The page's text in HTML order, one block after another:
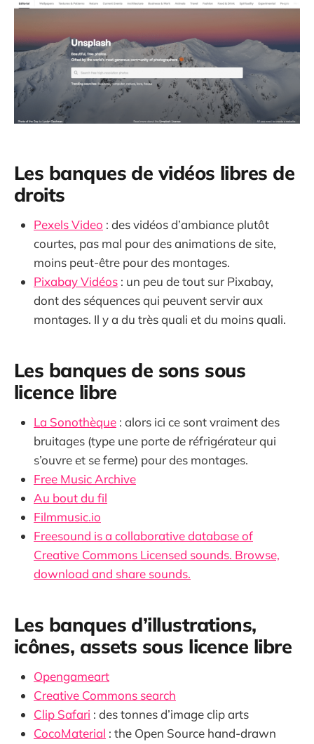
Les banques de vidéos libres de
droits
Pexels Video : des vidéos d’ambiance plutôt
courtes, pas mal pour des animations de site,
moins peut-être pour des montages.
Pixabay Vidéos : un peu de tout sur Pixabay,
dont des séquences qui peuvent servir aux
montages. Il y a du très quali et du moins quali.
Les banques de sons sous
licence libre
La Sonothèque : alors ici ce sont vraiment des
bruitages (type une porte de réfrigérateur qui
s’ouvre et se ferme) pour des montages.
Free Music Archive
Au bout du fil
Filmmusic.io
Freesound is a collaborative database of
Creative Commons Licensed sounds. Browse,
download and share sounds.
Les banques d’illustrations,
icônes, assets sous licence libre
Opengameart
Creative Commons search
Clip Safari : des tonnes d’image clip arts
CocoMaterial : the Open Source hand-drawn